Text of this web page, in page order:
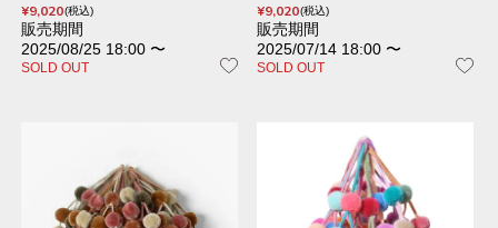
¥9,020 税込
販売期間
2025/08/25 18:00 〜
SOLD OUT
¥9,020 税込
販売期間
2025/07/14 18:00 〜
SOLD OUT